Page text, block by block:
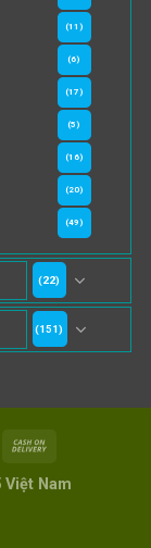
(11)
(6)
(17)
(5)
(16)
(20)
(49)
(22)
(151)
Việt Nam